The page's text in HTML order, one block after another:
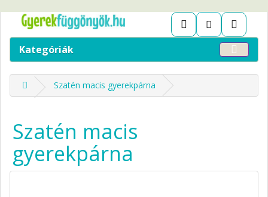
Kategóriák
Szatén macis gyerekpárna
Szatén macis
gyerekpárna